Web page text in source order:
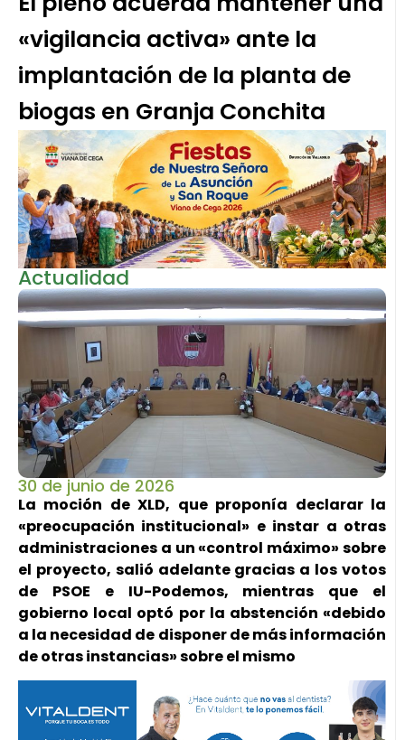
«vigilancia activa» ante la
implantación de la planta de
biogas en Granja Conchita
Actualidad
30 de junio de 2026
La moción de XLD, que proponía declarar la
«preocupación institucional» e instar a otras
administraciones a un «control máximo» sobre
el proyecto, salió adelante gracias a los votos
de PSOE e IU-Podemos, mientras que el
gobierno local optó por la abstención «debido
a la necesidad de disponer de más información
de otras instancias» sobre el mismo